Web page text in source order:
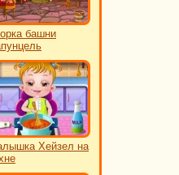
башни
Хейзел на